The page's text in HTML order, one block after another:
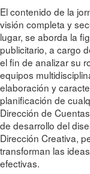
El contenido de la
visión completa y
lugar, se aborda la
publicitario, a cargo
el fin de analizar su
equipos
elaboración y
planificación de
Dirección de
de desarrollo del
Dirección Creativa,
transforman las
efectivas.